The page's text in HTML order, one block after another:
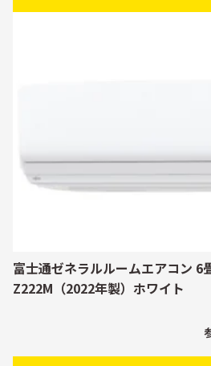
富士通ゼネラルルームエアコン 6
Z222M（2022年製）ホワイト